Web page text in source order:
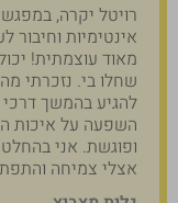
רויטל יקרה,
אינטימיות וחיבור
מאוד עוצמתית!
שחלו בי. נזכרתי
להגיע בהמשך
השפעה על איכות
ופוגשת. אני
אצלי צמיחה